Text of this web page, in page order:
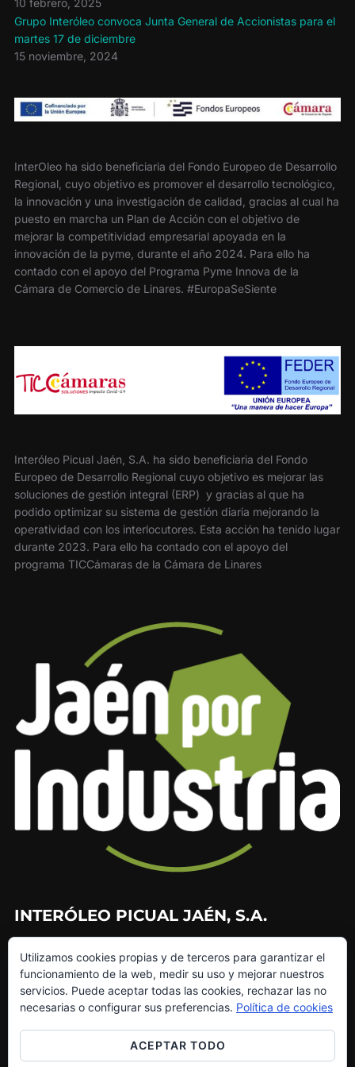
10 febrero, 2025
Grupo Interóleo convoca Junta General de Accionistas para el
martes 17 de diciembre
15 noviembre, 2024
InterOleo ha sido beneficiaria del Fondo Europeo de Desarrollo
Regional, cuyo objetivo es promover el desarrollo tecnológico,
la innovación y una investigación de calidad, gracias al cual ha
puesto en marcha un Plan de Acción con el objetivo de
mejorar la competitividad empresarial apoyada en la
innovación de la pyme, durante el año 2024. Para ello ha
contado con el apoyo del Programa Pyme Innova de la
Cámara de Comercio de Linares. #EuropaSeSiente
Interóleo Picual Jaén, S.A. ha sido beneficiaria del Fondo
Europeo de Desarrollo Regional cuyo objetivo es mejorar las
soluciones de gestión integral (ERP) y gracias al que ha
podido optimizar su sistema de gestión diaria mejorando la
operatividad con los interlocutores. Esta acción ha tenido lugar
durante 2023. Para ello ha contado con el apoyo del
programa TICCámaras de la Cámara de Linares
INTERÓLEO PICUAL JAÉN, S.A.
953 226 010
953 272 499
info@interoleo.com
canaldedenuncias@interoleo.com
Utilizamos cookies propias y de terceros para garantizar el
funcionamiento de la web, medir su uso y mejorar nuestros
servicios. Puede aceptar todas las cookies, rechazar las no
necesarias o configurar sus preferencias. Política de cookies
ACEPTAR TODO